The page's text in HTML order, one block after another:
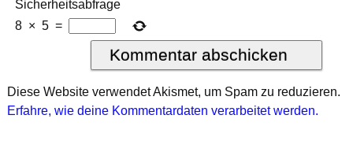
Sicherheitsabfrage
8 × 5 =
Diese Website verwendet Akismet, um Spam zu reduzieren.
Erfahre, wie deine Kommentardaten verarbeitet werden.